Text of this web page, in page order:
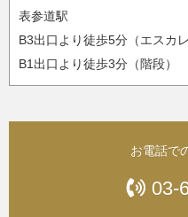
表参道駅
B3出口より徒歩5分（エスカ
B1出口より徒歩3分（階段）
お電話で
03-